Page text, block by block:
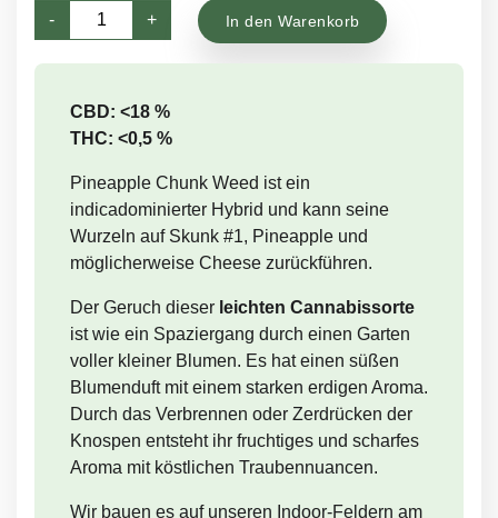
-
Pineapple
Chunk
Menge
+ In den Warenkorb
CBD: <18 %
THC: <0,5 %
Pineapple Chunk Weed ist ein
indicadominierter Hybrid und kann seine
Wurzeln auf Skunk #1, Pineapple und
möglicherweise Cheese zurückführen.
Der Geruch dieser leichten Cannabissorte
ist wie ein Spaziergang durch einen Garten
voller kleiner Blumen. Es hat einen süßen
Blumenduft mit einem starken erdigen Aroma.
Durch das Verbrennen oder Zerdrücken der
Knospen entsteht ihr fruchtiges und scharfes
Aroma mit köstlichen Traubennuancen.
Wir bauen es auf unseren Indoor-Feldern am